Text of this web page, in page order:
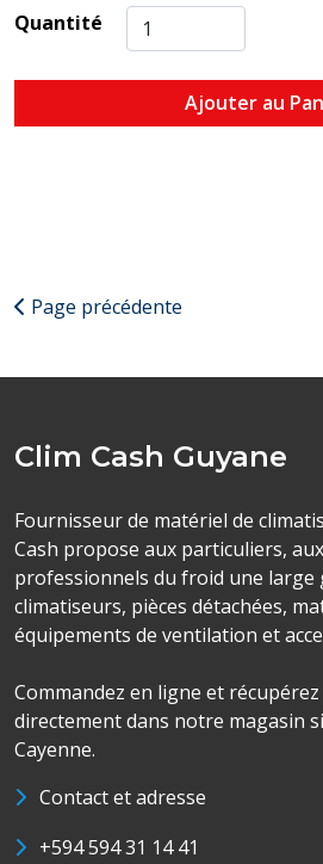
Quantité
Ajouter au
Page précédente
Clim Cash Guyane
Fournisseur de matériel de
Cash propose aux particuliers,
professionnels du froid une large
climatiseurs, pièces détachées,
équipements de ventilation et
Commandez en ligne et
directement dans notre magasin
Cayenne.
Contact et adresse
+594 594 31 14 41